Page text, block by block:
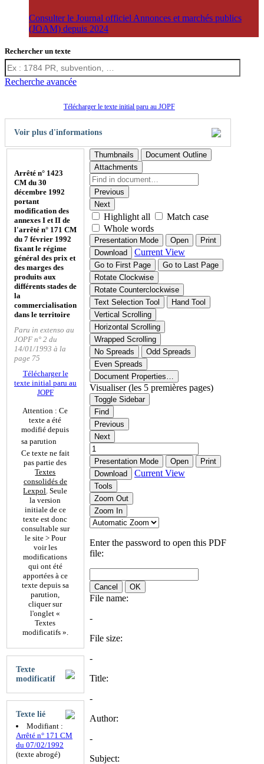
Consulter le Journal officiel Annonces et marchés publics
(JOAM) depuis 2024
Rechercher un texte
Recherche avancée
Télécharger le texte initial paru au JOPF
Voir plus d'informations
Arrêté n° 1423
CM du 30
décembre 1992
portant
modification des
annexes I et II de
l'arrêté n° 171 CM
du 7 février 1992
fixant le régime
général des prix et
des marges des
produits aux
différents stades de
la
commercialisation
dans le territoire
Paru in extenso au
JOPF n° 2 du
14/01/1993 à la
page 75
Télécharger le
texte initial paru au
JOPF
Attention : Ce
texte a été
modifié depuis
sa parution
Ce texte ne fait
pas partie des
Textes
consolidés de
Lexpol . Seule
la version
initiale de ce
texte est donc
consultable sur
le site > Pour
voir les
modifications
qui ont été
apportées à ce
texte depuis sa
parution,
cliquer sur
l'onglet «
Textes
modificatifs ».
Texte
modificatif
Texte lié
Modifiant :
Arrêté n° 171 CM
du 07/02/1992
(texte abrogé)
Thumbnails
Document Outline
Attachments
Previous
Next
Highlight all
Match case
Whole words
Presentation Mode Open
Print
Download
Current View
Go to First Page
Go to Last Page
Rotate Clockwise
Rotate Counterclockwise
Text Selection Tool
Hand Tool
Vertical Scrolling
Horizontal Scrolling
Wrapped Scrolling
No Spreads
Odd Spreads
Even Spreads
Document Properties…
Visualiser (les 5 premières pages)
Toggle Sidebar
Find
Previous
Next
Presentation Mode Open
Print
Download
Current View
Tools
Zoom Out
Zoom In
Enter the password to open this PDF
file:
Cancel OK
File name:
-
File size:
-
Title:
-
Author:
-
Subject: